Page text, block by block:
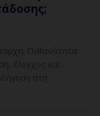
Πιθανότητα
έλεγχος και
στη